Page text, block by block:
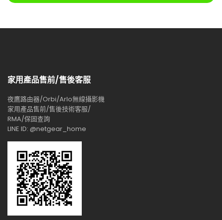
家用產品售前/售後客服
夜鷹路由器/Orbi/Arlo無線攝影機
家用產品售前/售後技術客服/
RMA/保固查詢
LINE ID: @netgear_home